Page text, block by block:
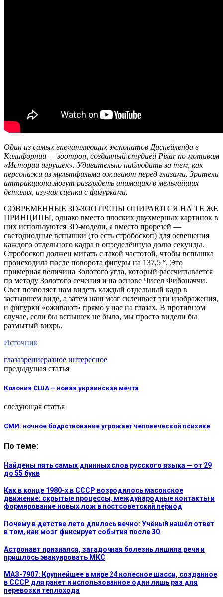
Один из самых впечатляющих экспонатов Диснейленда в
Калифорнии — зоотроп, созданный студией Pixar по мотивам
«Истории игрушек». Удивительно наблюдать за тем, как
персонажи из мультфильма оживают перед глазами. Зрители
аттракциона могут разглядеть анимацию в мельчайших
деталях, изучая сценки с фигурками.
СОВРЕМЕННЫЕ 3D-ЗООТРОПЫ ОПИРАЮТСЯ НА ТЕ ЖЕ
ПРИНЦИПЫ, однако вместо плоских двухмерных картинок в
них используются 3D-модели, а вместо прорезей —
светодиодные вспышки (то есть стробоскоп) для освещения
каждого отдельного кадра в определённую долю секунды.
Стробоскоп должен мигать с такой частотой, чтобы вспышка
происходила после поворота фигуры на 137,5 °. Это
примерная величина Золотого угла, который рассчитывается
по методу Золотого сечения и на основе Чисел Фибоначчи.
Свет позволяет нам видеть каждый отдельный кадр в
застывшем виде, а затем наш мозг склеивает эти изображения,
и фигурки «оживают» прямо у нас на глазах. В противном
случае, если бы вспышек не было, мы просто видели бы
размытый вихрь.
Источник
глазазрениеразное интересное
предыдущая статья
Колония США – новая украинская мечта
следующая статья
СМИ: ночное бодрствование угрожает человеческой психике
По теме:
Найдены пять самых длинных слов русского языка — от 29
до 55 букв
Как в конце 1980-х в СССР возродилось масонское
движение: скрытые процессы, международные контакты и
формирование новых лож в постсоветский период
Почему в детстве лето длилось вечно: Учёный нашёл ответ
в том, как мозг фиксирует события после 30
Астронавт признался, загадочная болезнь лишила речи и
пришлось эвакуировать МКС
МАЗ-7907: Крупнейшее в мире 24 колесное шасси, созданное
в СССР для ракет и использованное один лишь раз для
перевозки теплохода